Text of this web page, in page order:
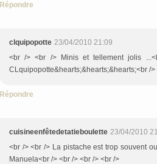
Répondre
clquipopotte 23/04/2010 21:09
<br /> <br /> Minis et tellement jolis
CLquipopotte&hearts;&hearts;&hearts;<br />
Répondre
cuisineenfêtedetatieboulette 23/04/2010
<br /> <br /> La pistache est trop souvent
Manuela<br /> <br /> <br /> <br />